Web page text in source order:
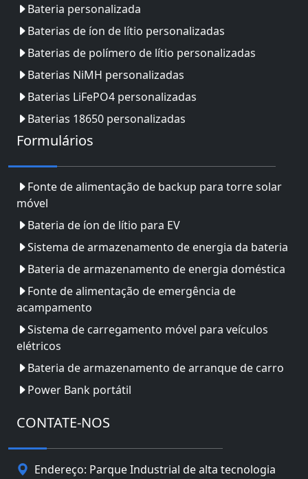
Bateria personalizada
Baterias de íon de lítio personalizadas
Baterias de polímero de lítio personalizadas
Baterias NiMH personalizadas
Baterias LiFePO4 personalizadas
Baterias 18650 personalizadas
Formulários
Fonte de alimentação de backup para torre solar
móvel
Bateria de íon de lítio para EV
Sistema de armazenamento de energia da bateria
Bateria de armazenamento de energia doméstica
Fonte de alimentação de emergência de
acampamento
Sistema de carregamento móvel para veículos
elétricos
Bateria de armazenamento de arranque de carro
Power Bank portátil
CONTATE-NOS
Endereço: Parque Industrial de alta tecnologia